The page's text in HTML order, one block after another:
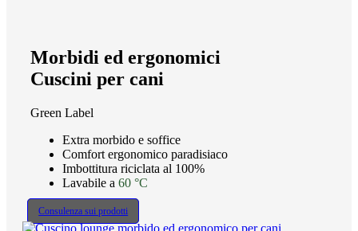
Morbidi ed ergonomici
Cuscini per cani
Green Label
Extra morbido e soffice
Comfort ergonomico paradisiaco
Imbottitura riciclata al 100%
Lavabile a 60 °C
Consulenza sui prodotti